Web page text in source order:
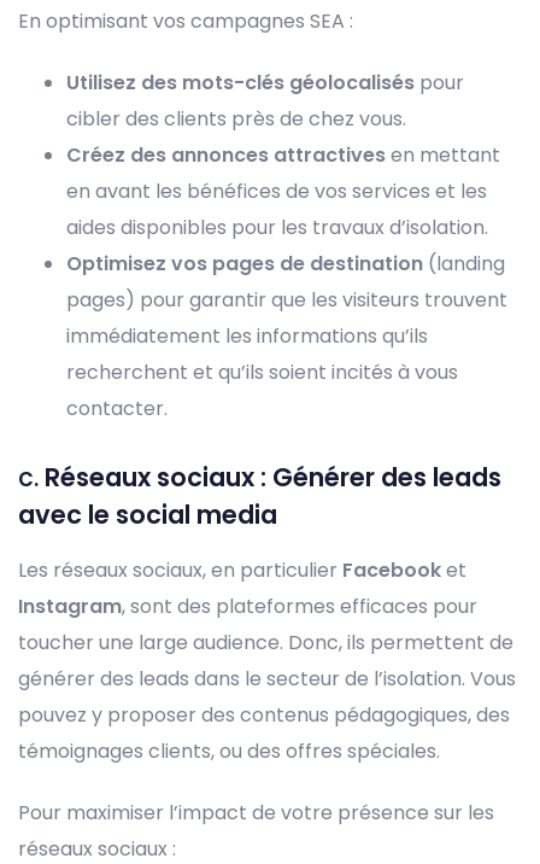
En optimisant vos campagnes SEA :
Utilisez des mots-clés géolocalisés pour
cibler des clients près de chez vous.
Créez des annonces attractivesen mettant
en avant les bénéfices de vos services et les
aides disponibles pour les travaux d’isolation.
Optimisez vos pages de destination (landing
pages) pour garantir que les visiteurs trouvent
immédiatement les informations qu’ils
recherchent et qu’ils soient incités à vous
contacter.
c. Réseaux sociaux : Générer des leads
avec le social media
Les réseaux sociaux, en particulier Facebooket
Instagram, sont des plateformes efficaces pour
toucher une large audience. Donc, ils permettent de
générer des leads dans le secteur de l’isolation. Vous
pouvez y proposer des contenus pédagogiques, des
témoignages clients, ou des offres spéciales.
Pour maximiser l’impact de votre présence sur les
réseaux sociaux :